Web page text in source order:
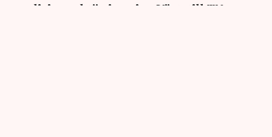
polisinspektör i region Väst, till TN.